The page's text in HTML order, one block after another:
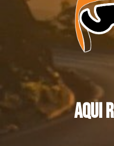
Aqui